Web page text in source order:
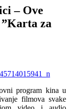
– Ove
za
program kina u
filmova svake